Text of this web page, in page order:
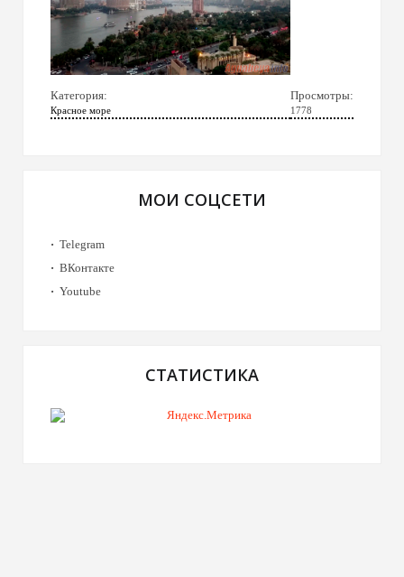
Категория:
Красное море
Просмотры:
1778
МОИ СОЦСЕТИ
Telegram
ВКонтакте
Youtube
СТАТИСТИКА